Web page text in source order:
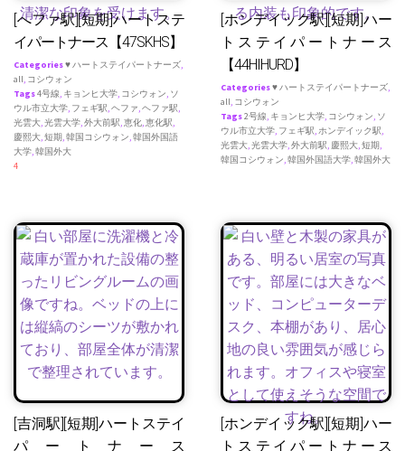
[へファ駅][短期]ハートステ
イパートナース【47SKHS】
Categories♥ ハートステイパートナーズ,
all, コシウォン
Tags4号線, キョンヒ大学, コシウォン, ソ
ウル市立大学, フェギ駅,ヘファ,ヘファ駅,
光雲大,光雲大学,外大前駅,恵化,恵化駅,
慶熙大,短期,韓国コシウォン,韓国外国語
大学,韓国外大
4
[ホンデイック駅][短期]ハー
トステイパートナース
【44HIHURD】
Categories♥ ハートステイパートナーズ,
all, コシウォン
Tags2号線, キョンヒ大学, コシウォン, ソ
ウル市立大学, フェギ駅,ホンデイック駅,
光雲大,光雲大学,外大前駅, 慶熙大,短期,
韓国コシウォン,韓国外国語大学,韓国外大
[吉洞駅][短期]ハートステイ
パートナース
[ホンデイック駅][短期]ハー
トステイパートナース